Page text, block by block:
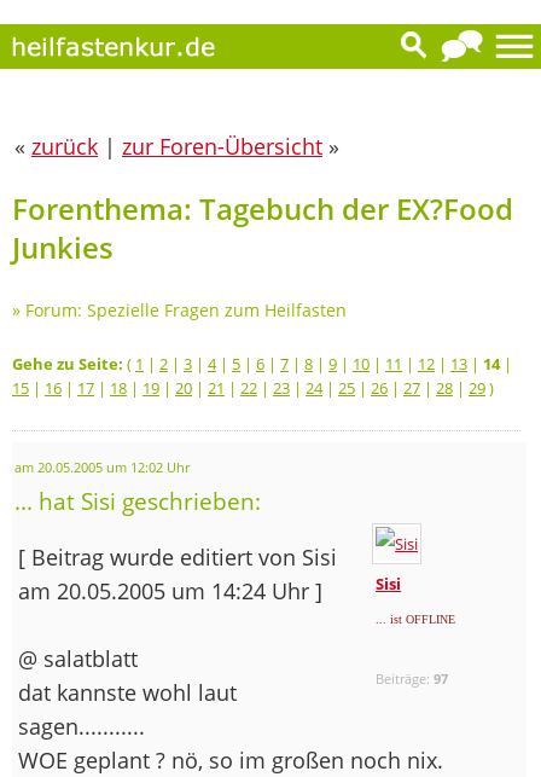
« zurück | zur Foren-Übersicht »
Forenthema: Tagebuch der EX?Food
Junkies
» Forum: Spezielle Fragen zum Heilfasten
Gehe zu Seite: ( 1 | 2 | 3 | 4| 5 | 6 | 7 | 8 | 9 | 10 | 11 | 12 | 13 | 14|
15 | 16 | 17 | 18 | 19 | 20 | 21 | 22 | 23 | 24| 25 | 26 | 27 | 28 | 29)
am 20.05.2005 um 12:02 Uhr
... hat Sisi geschrieben:
Sisi
... ist OFFLINE
Beiträge:97
[ Beitrag wurde editiert von Sisi
am 20.05.2005 um 14:24 Uhr ]
@ salatblatt
dat kannste wohl laut
sagen...........
WOE geplant ? nö, so im großen noch nix.